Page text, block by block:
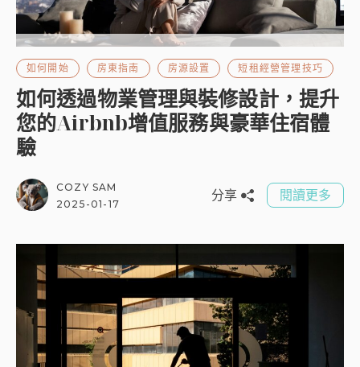
如何開始 房東指南 房源設置 短租經營管理技巧
如何透過物業管理與裝修設計，提升
您的Airbnb增值服務與豪華住宿體
驗
COZY SAM
2025-01-17
分享 閱讀更多